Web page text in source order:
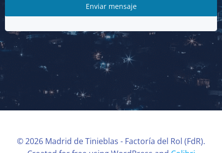
Enviar mensaje
© 2026 Madrid de Tinieblas - Factoría del Rol (FdR).